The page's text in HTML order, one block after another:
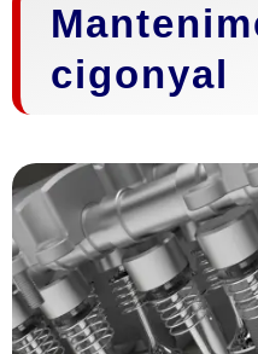
cigonyal